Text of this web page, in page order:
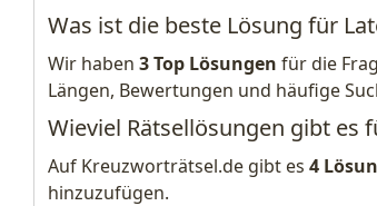
Was ist die beste Lösung für
Wir haben 3 Top Lösungen für die
Längen, Bewertungen und häufige
Wieviel Rätsellösungen gibt es
Auf Kreuzworträtsel.de gibt es 4
hinzuzufügen.